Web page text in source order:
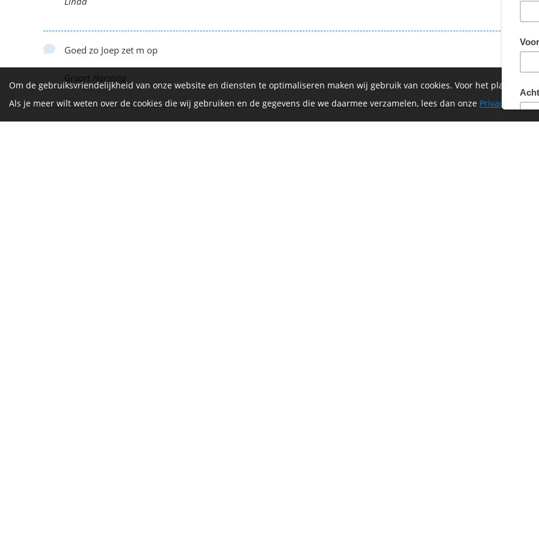
€
Goed zo Joep zet m op
Graort Horsting
Om de gebruiksvriendelijkheid van onze website en diensten te optimaliseren maken wij gebruik van cookies. Voor het plaatsen
Als je meer wilt weten over de cookies die wij gebruiken en de gegevens die we daarmee verzamelen, lees dan onze